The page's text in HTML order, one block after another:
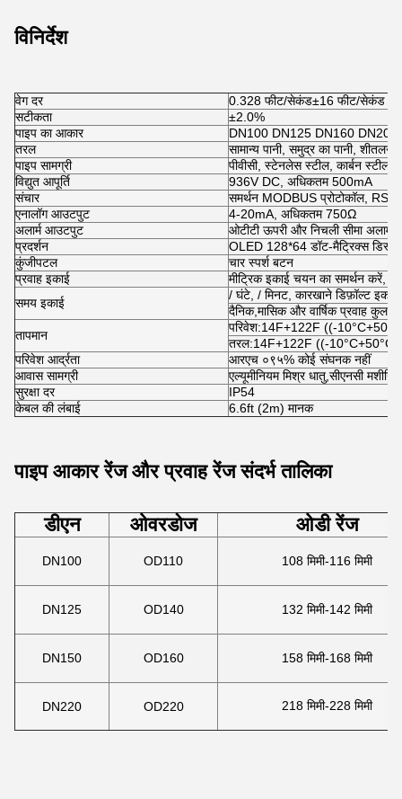
विनिर्देश
वेग दर
0.328 फीट/सेकंड±16 फीट/सेकंड
सटीकता
±2.0%
पाइप का आकार
DN100 DN125 DN160 DN200
तरल
सामान्य पानी, समुद्र का पानी, शीतलन/
पाइप सामग्री
पीवीसी, स्टेनलेस स्टील, कार्बन स्टील,
विद्युत आपूर्ति
936V DC, अधिकतम 500mA
संचार
समर्थन MODBUS प्रोटोकॉल,
एनालॉग आउटपुट
4-20mA, अधिकतम 750Ω
अलार्म आउटपुट
ओटीटी ऊपरी और निचली सीमा अलार्म
प्रदर्शन
OLED 128*64 डॉट-मैट्रिक्स
कुंजीपटल
चार स्पर्श बटन
प्रवाह इकाई
मीट्रिक इकाई चयन का समर्थन करें,
समय इकाई
/ घंटे, / मिनट, कारखाने डिफ़ॉल्ट
दैनिक,मासिक और वार्षिक प्रवाह कुल
तापमान
परिवेश:14F+122F ((-
तरल:14F+122F ((-10°C+50°C)
परिवेश आर्द्रता
आरएच ०९५% कोई संघनक नहीं
आवास सामग्री
एल्यूमीनियम मिश्र धातु,सीएनसी मशीनिंग
सुरक्षा दर
IP54
केबल की लंबाई
6.6ft (2m) मानक
पाइप आकार रेंज और प्रवाह रेंज संदर्भ तालिका
डीएन ओवरडोज ओडी रेंज
DN100 OD110 108 मिमी-116 मिमी
DN125 OD140 132 मिमी-142 मिमी
DN150 OD160 158 मिमी-168 मिमी
DN220 OD220 218 मिमी-228 मिमी